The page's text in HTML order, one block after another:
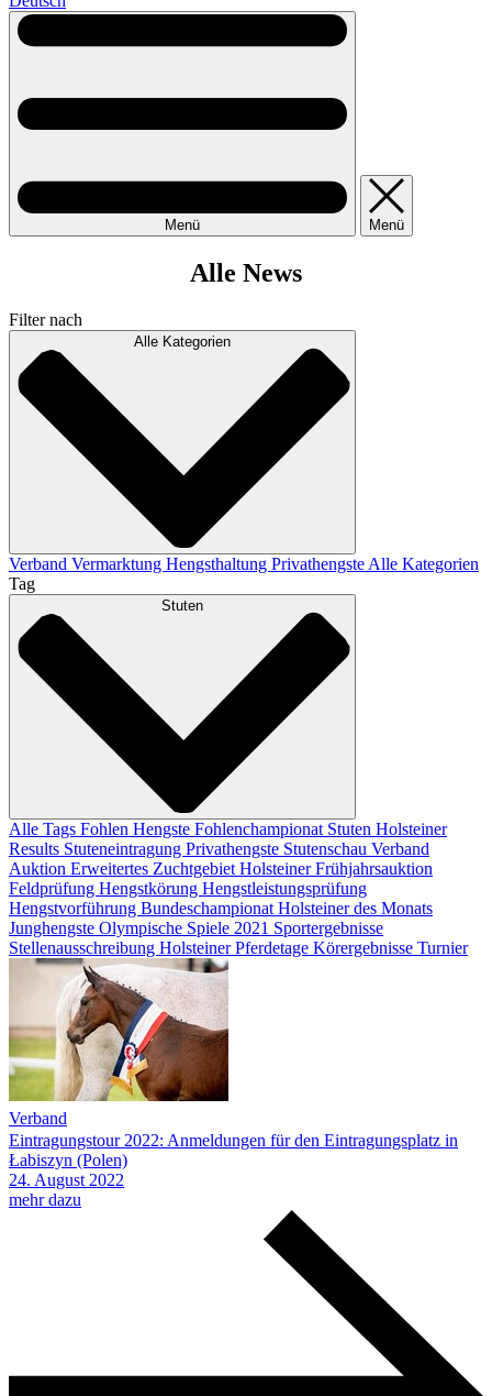
Menü Menü
Alle News
Filter nach
Alle Kategorien
Verband Vermarktung Hengsthaltung PrivathengsteAlle Kategorien
Tag
Stuten
Alle Tags Fohlen Hengste Fohlenchampionat Stuten Holsteiner
Results Stuteneintragung Privathengste Stutenschau Verband
Auktion Erweitertes Zuchtgebiet Holsteiner Frühjahrsauktion
Feldprüfung Hengstkörung Hengstleistungsprüfung
Hengstvorführung Bundeschampionat Holsteiner des Monats
Junghengste Olympische Spiele 2021 Sportergebnisse
Stellenausschreibung Holsteiner Pferdetage Körergebnisse Turnier
Verband
Eintragungstour 2022: Anmeldungen für den Eintragungsplatz in
Łabiszyn (Polen)
24. August 2022
mehr dazu